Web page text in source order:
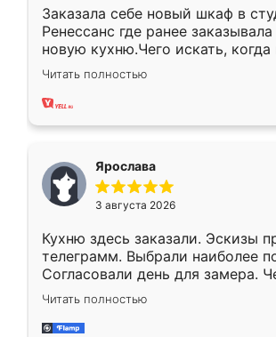
Заказала себе новый шкаф в
Ренессанс где ранее
новую кухню.Чего искать,
вполне довольна. Служит кухня
два года, нареканий нет.
Читать полностью
Ярослава
3 августа 2026
Кухню здесь заказали. Эскизы
телеграмм. Выбрали наиболее
Согласовали день для замера.
недели кухня была уже готова.
довольны работой. Спасибо
мебель за качественную работу!
Читать полностью